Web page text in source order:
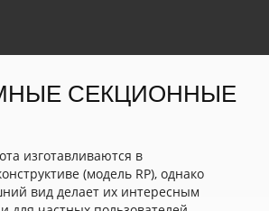
СЕКЦИОННЫЕ
изготавливаются в
(модель RP), однако
вид делает их интересным